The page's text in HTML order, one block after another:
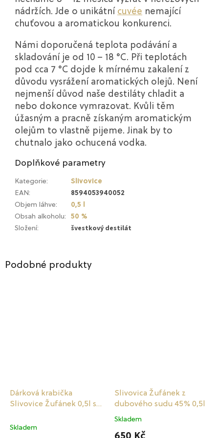
nádržích. Jde o unikátní cuvée nemající
chuťovou a aromatickou konkurenci.
Námi doporučená teplota podávání a
skladování je od 10 – 18 °C. Při teplotách
pod cca 7 °C dojde k mírnému zakalení z
důvodu vysrážení aromatických olejů. Není
nejmenší důvod naše destiláty chladit a
nebo dokonce vymrazovat. Kvůli těm
úžasným a pracně získaným aromatickým
olejům to vlastně pijeme. Jinak by to
chutnalo jako ochucená vodka.
Doplňkové parametry
Kategorie:
Slivovice
EAN:
8594053940052
Objem láhve:
0,5 l
Obsah alkoholu:
50 %
Složení: švestkový destilát
Podobné produkty
Dárková krabička
Slivovice Žufánek 0,5l se
Skladem
Slivovica Žufánek z
dubového sudu 45% 0,5l
Průměrné
hodnocení
Skladem